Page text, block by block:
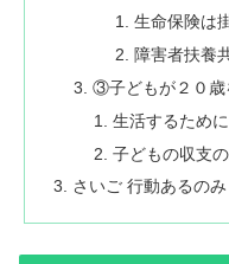
生命保険は
障害者扶養
③子どもが２０歳
生活するため
子どもの収支
さいご 行動あるのみ